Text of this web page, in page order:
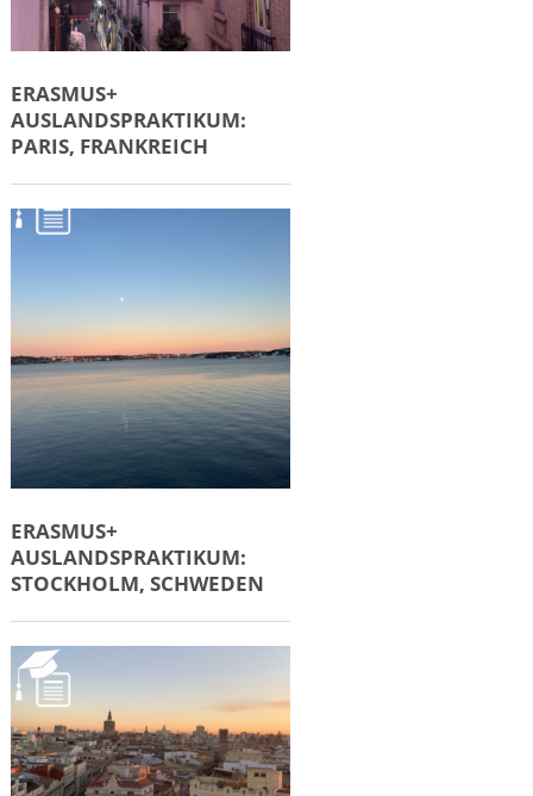
ERASMUS+
AUSLANDSPRAKTIKUM:
PARIS, FRANKREICH
ERASMUS+
AUSLANDSPRAKTIKUM:
STOCKHOLM, SCHWEDEN